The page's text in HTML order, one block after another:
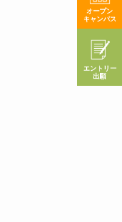
オープン
キャンパス
エントリー
出願